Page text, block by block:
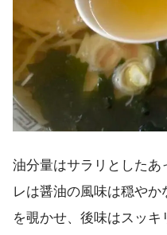
油分量はサラリとしたあ
レは醤油の風味は穏や
を覗かせ、後味はスッキ